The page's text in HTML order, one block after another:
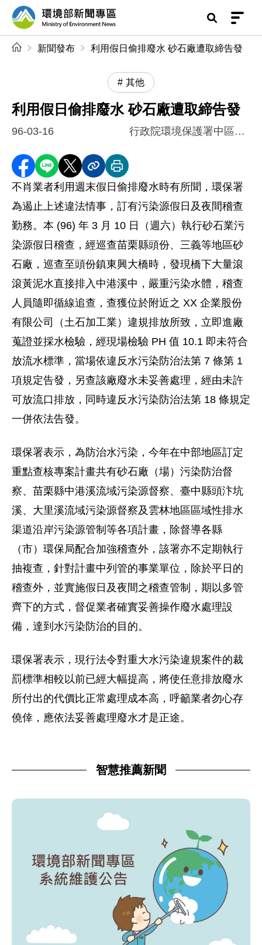
前往中央內容區塊
環境部新聞專區
新聞發布 利用假日偷排廢水 砂石廠遭取締告發
其他
利用假日偷排廢水 砂石廠遭取締告發
96-03-16 行政院環境保護署中區督察大隊
分享至 Facebook
分享到 LINE
分享到 X分享內容連結
列印本頁
不肖業者利用週末假日偷排廢水時有所聞，環保署
為遏止上述違法情事，訂有污染源假日及夜間稽查
勤務。本 (96) 年 3 月 10 日（週六）執行砂石業污
染源假日稽查，經巡查苗栗縣頭份、三義等地區砂
石廠，巡查至頭份鎮東興大橋時，發現橋下大量滾
滾黃泥水直接排入中港溪中，嚴重污染水體，稽查
人員隨即循線追查，查獲位於附近之 XX 企業股份
有限公司（土石加工業）違規排放所致，立即進廠
蒐證並採水檢驗，經現場檢驗 PH 值 10.1 即未符合
放流水標準，當場依違反水污染防治法第 7 條第 1
項規定告發，另查該廠廢水未妥善處理，經由未許
可放流口排放，同時違反水污染防治法第 18 條規定
一併依法告發。
環保署表示，為防治水污染，今年在中部地區訂定
重點查核專案計畫共有砂石廠（場）污染防治督
察、苗栗縣中港溪流域污染源督察、臺中縣頭汴坑
溪、大里溪流域污染源督察及雲林地區區域性排水
渠道沿岸污染源管制等各項計畫，除督導各縣
（市）環保局配合加強稽查外，該署亦不定期執行
抽複查，針對計畫中列管的事業單位，除於平日的
稽查外，並實施假日及夜間之稽查管制，期以多管
齊下的方式，督促業者確實妥善操作廢水處理設
備，達到水污染防治的目的。
環保署表示，現行法令對重大水污染違規案件的裁
罰標準相較以前已經大幅提高，將使任意排放廢水
所付出的代價比正常處理成本高，呼籲業者勿心存
僥倖，應依法妥善處理廢水才是正途。
智慧推薦新聞